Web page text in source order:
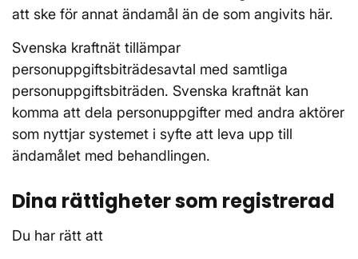
att ske för annat ändamål än de som angivits här.
Svenska kraftnät tillämpar
personuppgiftsbiträdesavtal med samtliga
personuppgiftsbiträden. Svenska kraftnät kan
komma att dela personuppgifter med andra aktörer
som nyttjar systemet i syfte att leva upp till
ändamålet med behandlingen.
Dina rättigheter som registrerad
Du har rätt att